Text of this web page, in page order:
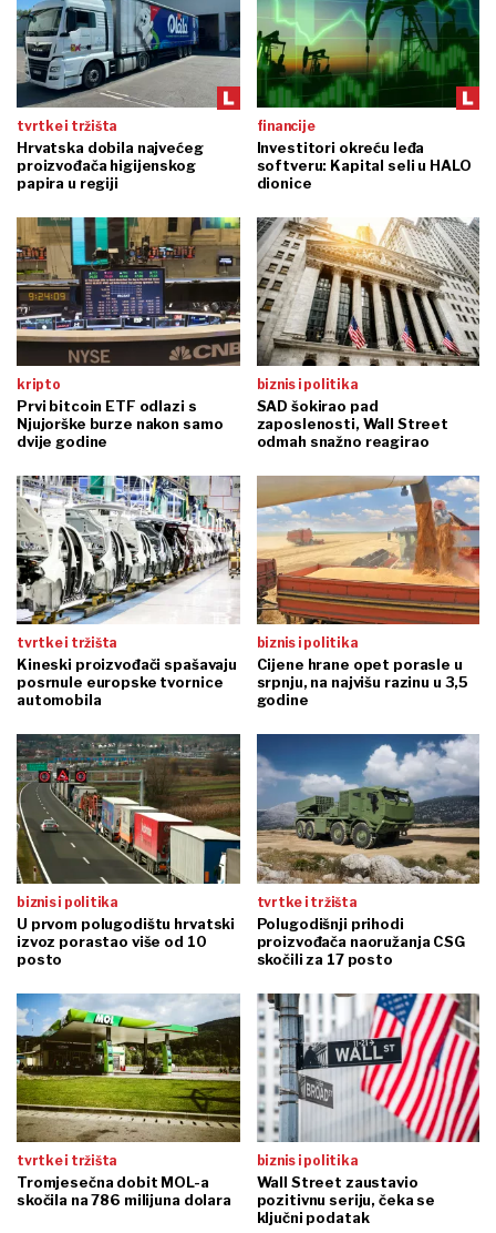
tvrtke i tržišta
Hrvatska dobila najvećeg
proizvođača higijenskog
papira u regiji
financije
Investitori okreću leđa
softveru: Kapital seli u HALO
dionice
kripto
Prvi bitcoin ETF odlazi s
Njujorške burze nakon samo
dvije godine
biznis i politika
SAD šokirao pad
zaposlenosti, Wall Street
odmah snažno reagirao
tvrtke i tržišta
Kineski proizvođači spašavaju
posrnule europske tvornice
automobila
biznis i politika
Cijene hrane opet porasle u
srpnju, na najvišu razinu u 3,5
godine
biznis i politika
U prvom polugodištu hrvatski
izvoz porastao više od 10
posto
tvrtke i tržišta
Polugodišnji prihodi
proizvođača naoružanja CSG
skočili za 17 posto
tvrtke i tržišta
Tromjesečna dobit MOL-a
skočila na 786 milijuna dolara
biznis i politika
Wall Street zaustavio
pozitivnu seriju, čeka se
ključni podatak